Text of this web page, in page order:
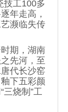
技工100多
年走高，
濒临失传
期，湖南
先河，至
代长沙窑
下五彩颜
三烧制”工